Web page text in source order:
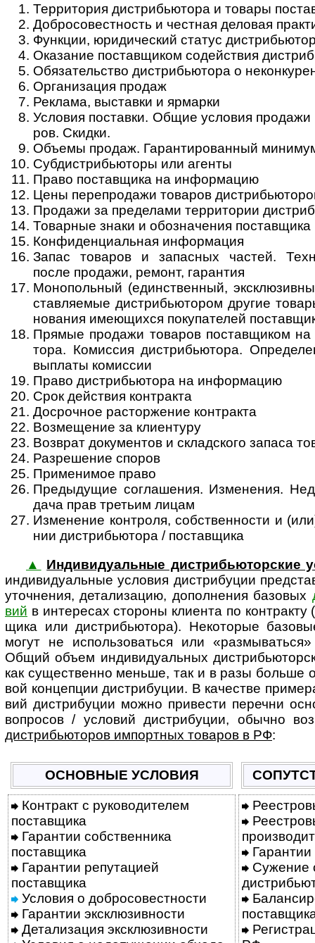
Территория дистрибьютора и товары
Добросовестность и честная деловая
Функции, юридический статус
Оказание поставщиком содействия
Обязательство дистрибьютора о
Организация продаж
Реклама, выставки и ярмарки
Условия поставки. Общие условия
ров. Ски­дки.
Объемы продаж. Гарантированный
Субдистрибьюторы или агенты
Право поставщика на информацию
Цены перепродажи товаров
Продажи за пределами территории
Товарные знаки и обозначения поставщика
Конфиденциальная информация
Запас товаров и запасных частей.
после про­дажи, ре­монт, га­ран­тия
Монопольный (единственный,
ста­вля­е­мые дист­ри­бью­то­ром дру­гие
нова­ния име­ю­щих­ся поку­па­те­лей
Прямые продажи товаров поставщиком
тора. Комис­сия дист­ри­бью­тора.
вы­пла­ты ко­мис­сии
Право дистрибьютора на информацию
Срок действия контракта
Досрочное расторжение контракта
Возмещение за клиентуру
Возврат документов и складского запаса
Разрешение споров
Применимое право
Предыдущие соглашения. Изменения.
дача прав тре­тьим лицам
Изменение контроля, собственности и
нии дист­ри­бью­тора / пос­тав­щика
▲
Индивидуальные дистрибьюторские
ин­ди­ви­ду­аль­ные ус­ло­вия дис­т­ри­бу­ции
уточ­не­ния, дета­лиза­цию, допол­нения базо­вых
вий в инте­ре­сах сто­роны кли­ента по
щика или дист­рибью­тора). Неко­то­рые
могут не исполь­зова­ться или
Общий объем инди­виду­аль­ных
как сущест­венно меньше, так и в разы больше
вой кон­цеп­ции дист­ри­бу­ции. В каче­стве
вий дист­ри­бу­ции можно при­ве­сти пере­чни
воп­ро­сов / усло­вий дист­ри­бу­ции, обы­чно
дист­ри­бью­то­ров импорт­ных това­ров в РФ:
ОСНОВНЫЕ УСЛОВИЯ
Контракт с руководителем
поставщика
Гарантии собственника
поставщика
Гарантии репутацией
поставщика
Условия о добросовестности
Гарантии эксклюзивности
Детализация эксклюзивности
Сужение